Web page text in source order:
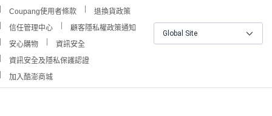
Coupang使用者條款
退換貨政策
信任管理中心
顧客隱私權政策通知
安心購物
資訊安全
資訊安全及隱私保護認證
加入酷澎商城
Global Site